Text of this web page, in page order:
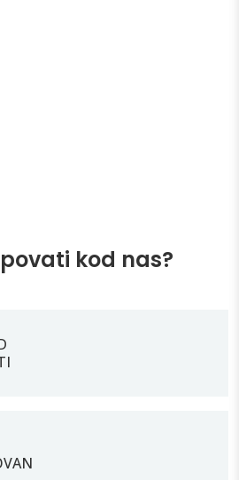
kod nas?